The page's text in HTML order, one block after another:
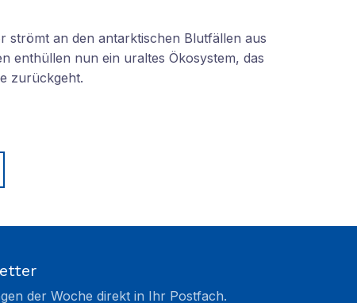
strömt an den antarktischen Blutfällen aus
enthüllen nun ein uraltes Ökosystem, das
zurückgeht.
der Woche direkt in Ihr Postfach.